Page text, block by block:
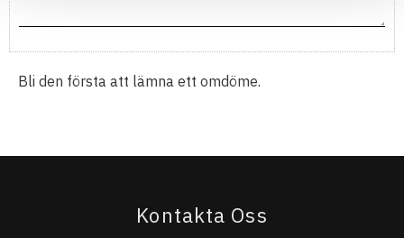
Bli den första att lämna ett omdöme.
Kontakta Oss